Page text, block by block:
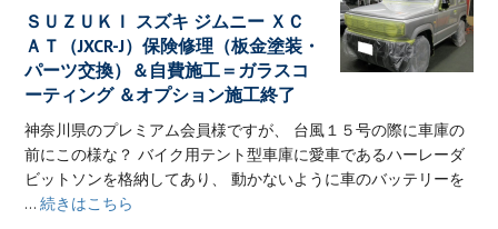
ＳＵＺＵＫＩ スズキ ジムニー ＸＣ
ＡＴ（JXCR-J）保険修理（板金塗装・
パーツ交換）＆自費施工＝ガラスコ
ーティング ＆オプション施工終了
神奈川県のプレミアム会員様ですが、 台風１５号の際に車庫の
前にこの様な？ バイク用テント型車庫に愛車であるハーレーダ
ビットソンを格納してあり、 動かないように車のバッテリーを
...続きはこちら